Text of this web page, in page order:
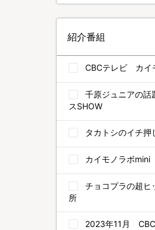
紹介番組
CBCテレビ カイ
千原ジュニアの話
スSHOW
タカトシのイチ押
カイモノラボmini
チョコプラの超ヒ
所
2023年11月